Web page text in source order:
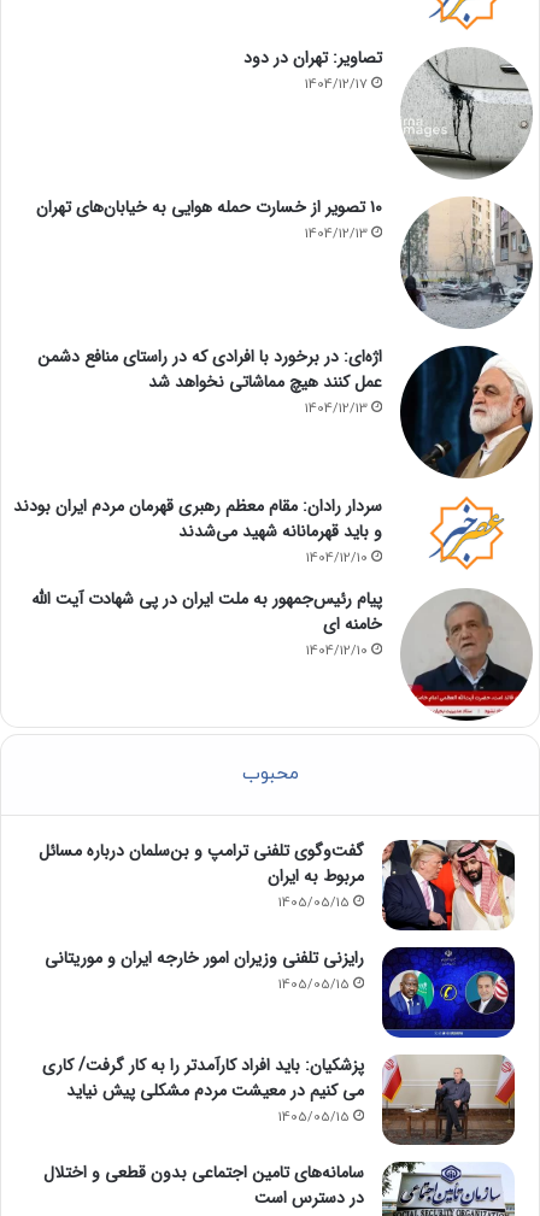
تصاویر: تهران در دود
1404/12/17
۱۰ تصویر از خسارت حمله هوایی به خیابان‌های تهران
1404/12/13
اژه‌ای: در برخورد با افرادی که در راستای منافع دشمن
عمل کنند هیچ مماشاتی نخواهد شد
1404/12/13
سردار رادان: مقام معظم رهبری قهرمان مردم ایران بودند
و باید قهرمانانه شهید می‌شدند
1404/12/10
پیام رئیس‌جمهور به ملت ایران در پی شهادت آیت الله
خامنه ای
1404/12/10
محبوب
گفت‌وگوی تلفنی ترامپ و بن‌سلمان درباره مسائل
مربوط به ایران
1405/05/15
رایزنی تلفنی وزیران امور خارجه ایران و موریتانی
1405/05/15
پزشکیان: باید افراد کارآمدتر را به کار گرفت/ کاری
می کنیم در معیشت مردم مشکلی پیش نیاید
1405/05/15
سامانه‌های تامین اجتماعی بدون قطعی و اختلال
در دسترس است